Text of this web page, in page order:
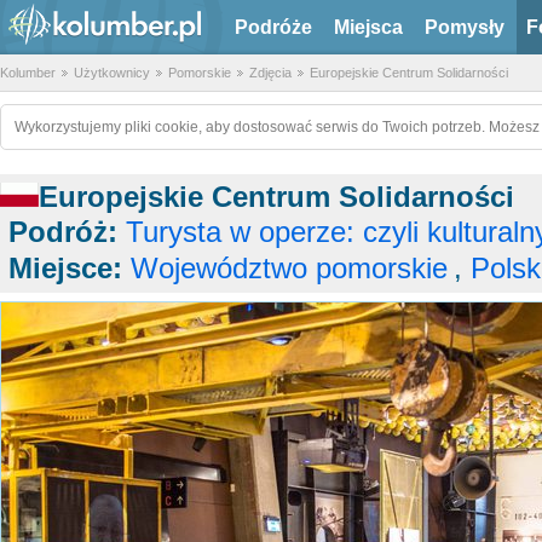
Podróże Miejsca Pomysły
Kolumber Użytkownicy Pomorskie Zdjęcia Europejskie Centrum Solidarności
Wykorzystujemy pliki cookie, aby dostosować serwis do Twoich potrzeb.
Europejskie Centrum Solidarności
Podróż: Turysta w operze: czyli
Miejsce: Województwo pomorskie ,